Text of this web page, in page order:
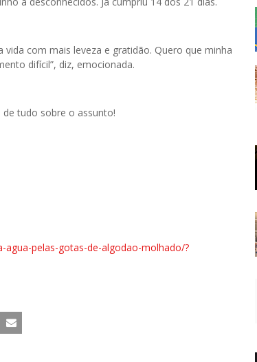
com mais leveza e gratidão. Quero que minha
difícil”, diz, emocionada.
tudo sobre o assunto!
pelas-gotas-de-algodao-molhado/?